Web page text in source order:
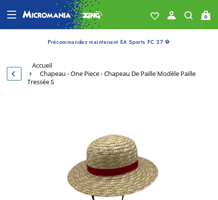
0
Précommandez maintenant EA Sports FC 27 ⚽
Accueil
Chapeau - One Piece - Chapeau De Paille Modèle Paille
Tressée S